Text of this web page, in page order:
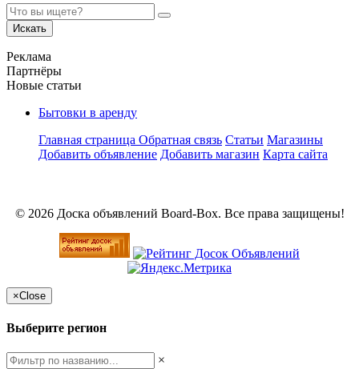
Искать
Реклама
Партнёры
Новые статьи
Бытовки в аренду
Главная страница Обратная связь Статьи Магазины
Добавить объявление Добавить магазин Карта сайта
© 2026 Доска объявлений Board-Box. Все права защищены!
×Close
Выберите регион
×